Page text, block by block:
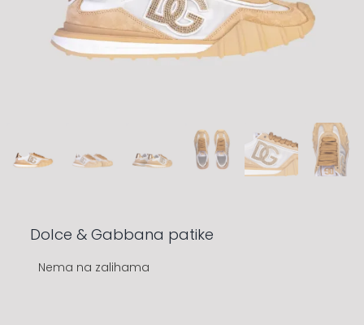
Dolce & Gabbana patike
Nema na zalihama